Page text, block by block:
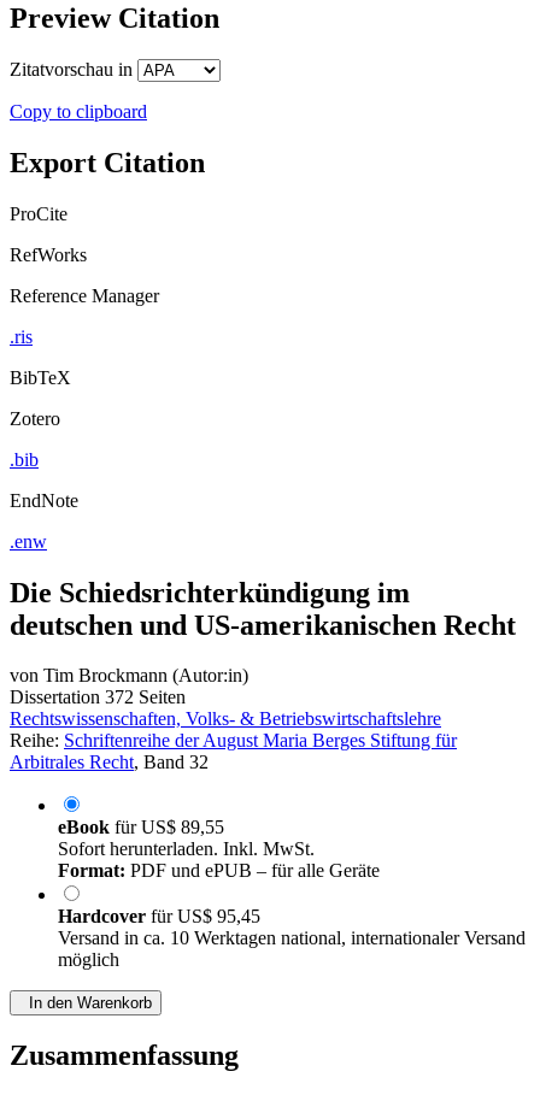
Preview Citation
Zitatvorschau in
Copy to clipboard
Export Citation
ProCite
RefWorks
Reference Manager
.ris
BibTeX
Zotero
.bib
EndNote
.enw
Die Schiedsrichterkündigung im
deutschen und US-amerikanischen Recht
von Tim Brockmann (Autor:in)
Dissertation 372 Seiten
Rechtswissenschaften, Volks- & Betriebswirtschaftslehre
Reihe: Schriftenreihe der August Maria Berges Stiftung für
Arbitrales Recht, Band 32
eBook fürUS$ 89,55
Sofort herunterladen. Inkl. MwSt.
Format: PDF und ePUB – für alle Geräte
Hardcover fürUS$ 95,45
Versand in ca. 10 Werktagen national, internationaler Versand
möglich
In den Warenkorb
Zusammenfassung